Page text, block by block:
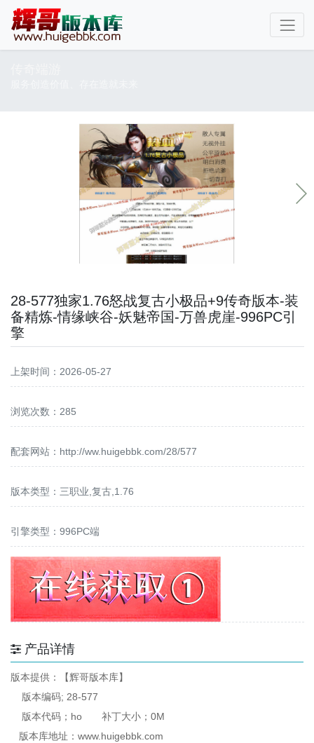
28-577独家1.76怒战复古小极品+9传奇版本-装
备精炼-情缘峡谷-妖魅帝国-万兽虎崖-996PC引
擎
上架时间：2026-05-27
浏览次数：285
配套网站： http://ww.huigebbk.com/28/577
版本类型：三职业,复古,1.76
引擎类型：996PC端
产品详情
版本提供：【辉哥版本库】
版本编码; 28-577
版本代码；ho 补丁大小；0M
版本库地址：www.huigebbk.com